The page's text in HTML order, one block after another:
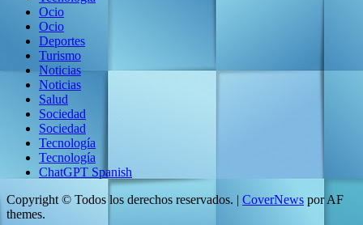
Ocio
Ocio
Deportes
Turismo
Noticias
Noticias
Salud
Sociedad
Sociedad
Tecnología
Tecnología
ChatGPT Spanish
Copyright © Todos los derechos reservados. | CoverNews por AF
themes.